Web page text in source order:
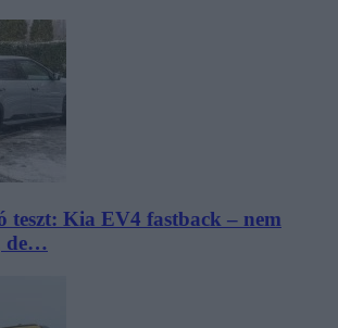
teszt: Kia EV4 fastback – nem
de…